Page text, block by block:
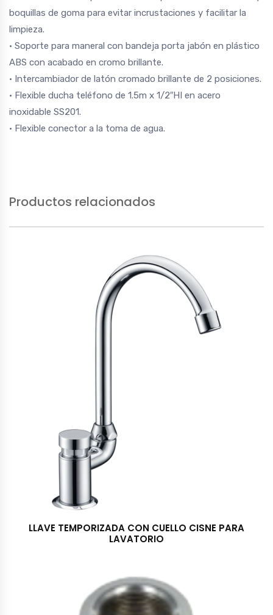
boquillas de goma para evitar incrustaciones y facilitar la
limpieza.
• Soporte para maneral con bandeja porta jabón en plástico
ABS con acabado en cromo brillante.
• Intercambiador de latón cromado brillante de 2 posiciones.
• Flexible ducha teléfono de 1.5m x 1/2″HI en acero
inoxidable SS201.
• Flexible conector a la toma de agua.
Productos relacionados
LLAVE TEMPORIZADA CON CUELLO CISNE PARA
LAVATORIO